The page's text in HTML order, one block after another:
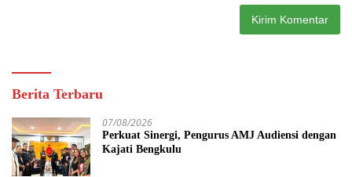
Berita Terbaru
07/08/2026
Perkuat Sinergi, Pengurus AMJ Audiensi dengan
Kajati Bengkulu